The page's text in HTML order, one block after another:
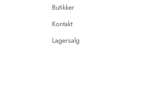
Butikker
Kontakt
Lagersalg